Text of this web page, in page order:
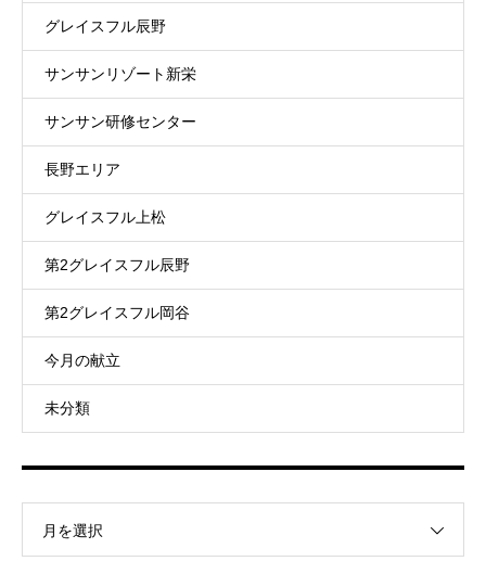
グレイスフル辰野
サンサンリゾート新栄
サンサン研修センター
長野エリア
グレイスフル上松
第2グレイスフル辰野
第2グレイスフル岡谷
今月の献立
未分類
月を選択